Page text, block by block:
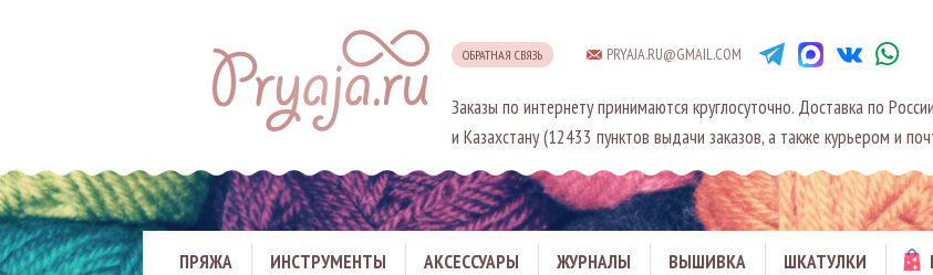
ОБРАТНАЯ СВЯЗЬ PRYAJA.RU@GMAIL.COM
Заказы по интернету принимаются круглосуточно. Доставка по
и Казахстану (12433 пунктов выдачи заказов, а также курьером и
ПРЯЖА ИНСТРУМЕНТЫ АКСЕССУАРЫ ЖУРНАЛЫ ВЫШИВКА ШКАТУЛКИ